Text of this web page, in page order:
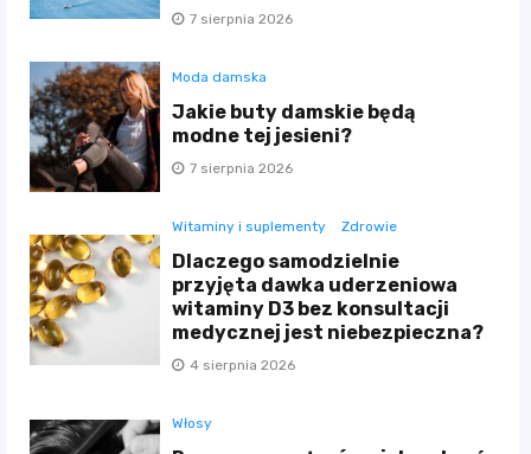
7 sierpnia 2026
Moda damska
Jakie buty damskie będą
modne tej jesieni?
7 sierpnia 2026
Witaminy i suplementy Zdrowie
Dlaczego samodzielnie
przyjęta dawka uderzeniowa
witaminy D3 bez konsultacji
medycznej jest niebezpieczna?
4 sierpnia 2026
Włosy